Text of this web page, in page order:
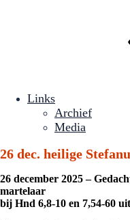
Links
Archief
Media
26 dec. heilige
26 december 2025 –
martelaar
bij Hnd 6,8-10 en 7,54-60